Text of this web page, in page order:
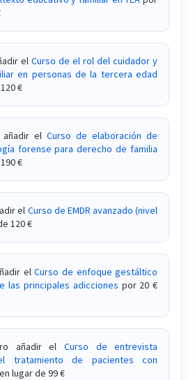
psicológico en
Montessori en educación
límite de personalidad
negativista desafiante
por atracón y hambre
de fobia social
elCurso de el rol del cuidador y
en personas de la tercera edad
€
el Curso de elaboración de
forense para derecho de familia
€
el Curso de EMDR avanzado (nivel
120 €
elCurso de enfoque gestáltico
las principales adicciones por 20 €
añadir el Curso de entrevista
tratamiento de pacientes con
lugar de 99 €